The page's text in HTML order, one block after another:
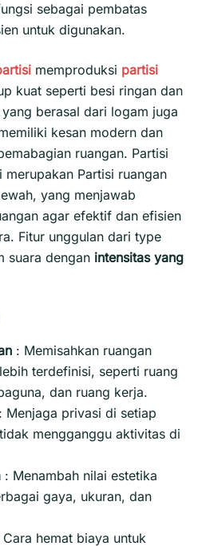
sebagai pembatas
untuk digunakan.
memproduksi partisi
kuat seperti besi ringan dan
berasal dari logam juga
kesan modern dan
ruangan. Partisi
merupakan Partisi ruangan
yang menjawab
agar efektif dan efisien
Fitur unggulan dari type
suara dengan intensitas yang
: Memisahkan ruangan
terdefinisi, seperti ruang
dan ruang kerja.
: Menjaga privasi di setiap
mengganggu aktivitas di
: Menambah nilai estetika
gaya, ukuran, dan
Cara hemat biaya untuk